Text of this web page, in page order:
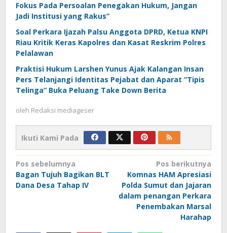
Fokus Pada Persoalan Penegakan Hukum, Jangan
Jadi Institusi yang Rakus”
Soal Perkara Ijazah Palsu Anggota DPRD, Ketua KNPI
Riau Kritik Keras Kapolres dan Kasat Reskrim Polres
Pelalawan
Praktisi Hukum Larshen Yunus Ajak Kalangan Insan
Pers Telanjangi Identitas Pejabat dan Aparat “Tipis
Telinga” Buka Peluang Take Down Berita
oleh Redaksi mediageser
Ikuti Kami Pada
Navigasi
pos
Pos sebelumnya
Bagan Tujuh Bagikan BLT
Dana Desa Tahap IV
Pos berikutnya
Komnas HAM Apresiasi
Polda Sumut dan Jajaran
dalam penangan Perkara
Penembakan Marsal
Harahap